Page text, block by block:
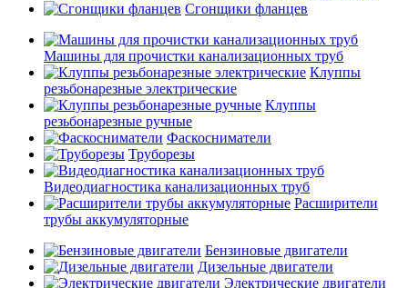
Сгонщики фланцев
Машины для прочистки канализационных труб
Клуппы
резьбонарезные электрические
Клуппы
резьбонарезные ручные
Фаскосниматели
Труборезы
Видеодиагностика канализационных труб
Расширители
трубы аккумуляторные
Бензиновые двигатели
Дизельные двигатели
Электрические двигатели